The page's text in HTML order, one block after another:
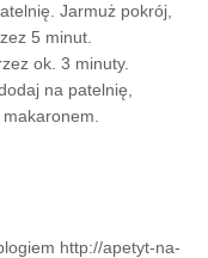
Jarmuż pokrój,
5 minut.
ok. 3 minuty.
na patelnię,
http://apetyt-na-